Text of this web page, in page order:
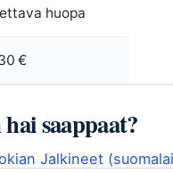
huopa
€
saappaat?
Jalkineet